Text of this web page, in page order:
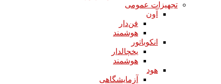
تجهیزات عمومی
آون
فن‌دار
هوشمند
انکوباتور
یخچالدار
هوشمند
هود
آزمایشگاهی